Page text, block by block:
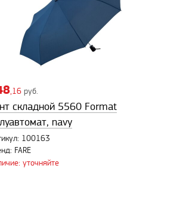
,16 руб.
складной 5560 Format
navy
100163
FARE
уточняйте